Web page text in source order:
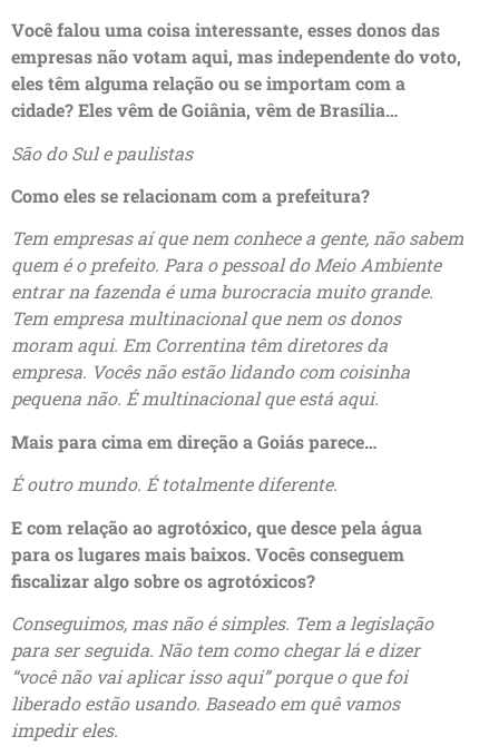
Você falou uma coisa interessante, esses donos das
empresas não votam aqui, mas independente do voto,
eles têm alguma relação ou se importam com a
cidade? Eles vêm de Goiânia, vêm de Brasília…
São do Sul e paulistas
Como eles se relacionam com a prefeitura?
Tem empresas aí que nem conhece a gente, não sabem
quem é o prefeito. Para o pessoal do Meio Ambiente
entrar na fazenda é uma burocracia muito grande.
Tem empresa multinacional que nem os donos
moram aqui. Em Correntina têm diretores da
empresa. Vocês não estão lidando com coisinha
pequena não. É multinacional que está aqui.
Mais para cima em direção a Goiás parece…
É outro mundo. É totalmente diferente.
E com relação ao agrotóxico, que desce pela água
para os lugares mais baixos. Vocês conseguem
fiscalizar algo sobre os agrotóxicos?
Conseguimos, mas não é simples. Tem a legislação
para ser seguida. Não tem como chegar lá e dizer
“você não vai aplicar isso aqui” porque o que foi
liberado estão usando. Baseado em quê vamos
impedir eles.